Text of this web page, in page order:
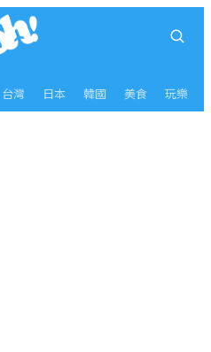
台灣 日本 韓國 美食 玩樂